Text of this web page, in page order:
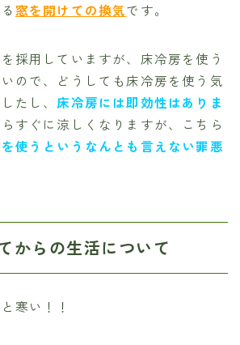
窓を開けての換気です。
採用していますが、床冷房を使う
ので、どうしても床冷房を使う気
たし、 床冷房には即効性はありま
すぐに涼しくなりますが、こちら
使うというなんとも言えない罪悪
からの生活について
寒い！！